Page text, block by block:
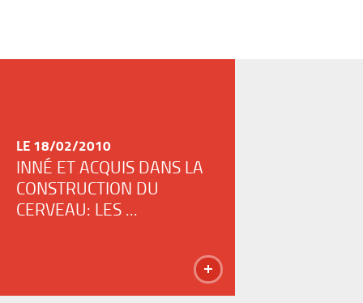
LE 18/02/2010
INNÉ ET ACQUIS DANS LA
CONSTRUCTION DU
CERVEAU: LES ...